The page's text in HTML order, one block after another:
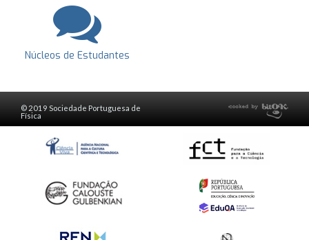
Núcleos de Estudantes
© 2019 Sociedade Portuguesa de
Física